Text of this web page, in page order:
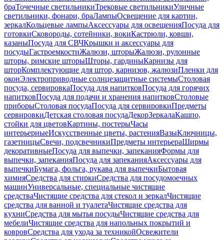
браТочечные светильникиТрековые светильникиУличные
светильники, фонари, браЛампыОсвещение для картин,
зеркалКольцевые лампыАксессуары для освещенияПосуда для
готовкиСковороды, сотейники, вокиКастрюли, ковши,
казаныПосуда для СВЧКрышки и аксессуары для
посудыГастроемкостиЖалюзи, шторыЖалюзи, рулонные
шторы, римские шторыШторы, гардиныКарнизы для
шторКомплектующие для штор, карнизов, жалюзиПленки для
оконЭлектроприводные солнцезащитные системыСтоловая
посуда, сервировкаПосуда для напитковПосуда для горячих
напитковПосуда для подачи и хранения напитковСтоловые
приборыСтоловая посудаПосуда для сервировкиПредметы
сервировкиДетская столовая посудаДекорЗеркалаКашпо,
стойки для цветовКартины, постерыЧасы
интерьерныеИскусственные цветы, растенияВазыКлючницы,
газетницыСвечи, подсвечникиПредметы интерьераШирмы
декоративныеПосуда для выпечки, запеканияФормы для
выпечки, запеканияПосуда для запеканияАксессуары для
выпечкиБумага, фольга, рукава для выпечкиБытовая
химияСредства для стиркиСредства для посудомоечных
машинУниверсальные, специальные чистящие
средстваЧистящие средства для стекол и зеркалЧистящие
средства для ванной и туалетаЧистящие средства для
кухниСредства для мытья посудыЧистящие средства для
мебелиЧистящие средства для напольных покрытий и
ковровСредства для ухода за техникойОсвежители